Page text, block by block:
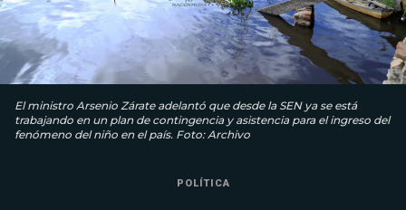
El ministro Arsenio Zárate adelantó que desde la SEN ya se está
trabajando en un plan de contingencia y asistencia para el ingreso del
fenómeno del niño en el país. Foto: Archivo
POLÍTICA